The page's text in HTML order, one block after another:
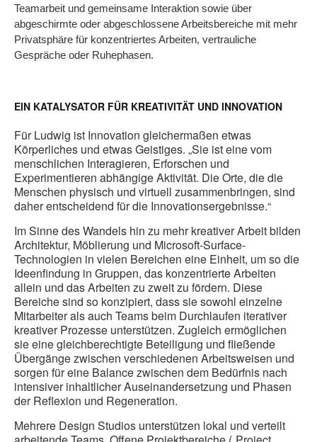
Teamarbeit und gemeinsame Interaktion sowie über
abgeschirmte oder abgeschlossene Arbeitsbereiche mit mehr
Privatsphäre für konzentriertes Arbeiten, vertrauliche
Gespräche oder Ruhephasen.
EIN KATALYSATOR FÜR KREATIVITÄT UND INNOVATION
Für Ludwig ist Innovation gleichermaßen etwas
Körperliches und etwas Geistiges. „Sie ist eine vom
menschlichen Interagieren, Erforschen und
Experimentieren abhängige Aktivität. Die Orte, die die
Menschen physisch und virtuell zusammenbringen, sind
daher entscheidend für die Innovationsergebnisse.“
Im Sinne des Wandels hin zu mehr kreativer Arbeit bilden
Architektur, Möblierung und Microsoft-Surface-
Technologien in vielen Bereichen eine Einheit, um so die
Ideenfindung in Gruppen, das konzentrierte Arbeiten
allein und das Arbeiten zu zweit zu fördern. Diese
Bereiche sind so konzipiert, dass sie sowohl einzelne
Mitarbeiter als auch Teams beim Durchlaufen iterativer
kreativer Prozesse unterstützen. Zugleich ermöglichen
sie eine gleichberechtigte Beteiligung und fließende
Übergänge zwischen verschiedenen Arbeitsweisen und
sorgen für eine Balance zwischen dem Bedürfnis nach
intensiver inhaltlicher Auseinandersetzung und Phasen
der Reflexion und Regeneration.
Mehrere Design Studios unterstützen lokal und verteilt